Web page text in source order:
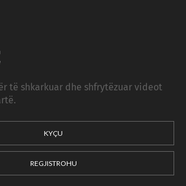
të shkarkuar dhe shfrytëzuar videot
KYÇU
REGJISTROHU